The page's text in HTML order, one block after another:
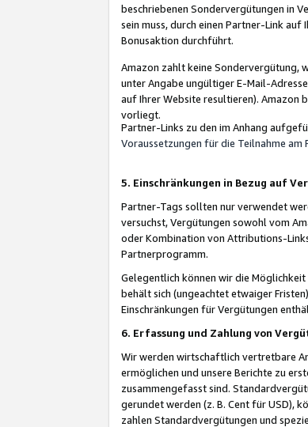
beschriebenen Sondervergütungen in
sein muss, durch einen Partner-Link
Bonusaktion durchführt.
Amazon zahlt keine Sondervergütung,
unter Angabe ungültiger E-Mail-
auf Ihrer Website resultieren). Amazon
vorliegt.
Partner-Links zu den im Anhang
Voraussetzungen für die Teilnahme am
5. Einschränkungen in Bezug auf
Partner-Tags sollten nur verwendet
versuchst, Vergütungen sowohl vom
oder Kombination von Attributions-
Partnerprogramm.
Gelegentlich können wir die
behält sich (ungeachtet etwaiger
Einschränkungen für Vergütungen
6. Erfassung und Zahlung von
Wir werden wirtschaftlich vertretbare
ermöglichen und unsere Berichte zu
zusammengefasst sind.
gerundet werden (z. B. Cent für USD),
zahlen Standardvergütungen und